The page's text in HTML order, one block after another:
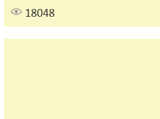
18048